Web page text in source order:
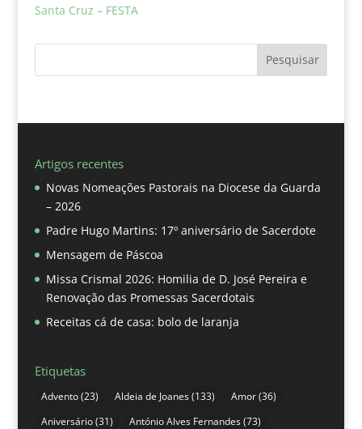
Santa Cruz – FESTA
Pesquisar
Artigos recentes
Novas Nomeações Pastorais na Diocese da Guarda
– 2026
Padre Hugo Martins: 17º aniversário de Sacerdote
Mensagem de Páscoa
Missa Crismal 2026: Homilia de D. José Pereira e
Renovação das Promessas Sacerdotais
Receitas cá de casa: bolo de laranja
Etiquetas
Advento(23) Aldeia de Joanes(133) Amor(36)
Aniversário(31) António Alves Fernandes(73)